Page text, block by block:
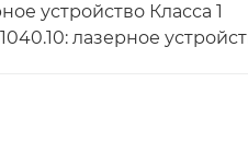
устройство Класса 1
1040.10: лазерное